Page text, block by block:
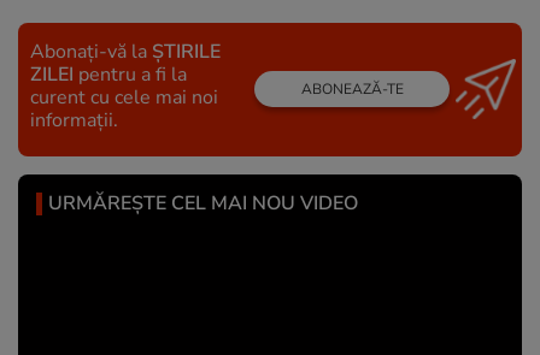
Abonați-vă la ȘTIRILE
ZILEI pentru a fi la
curent cu cele mai noi
informații.
ABONEAZĂ-TE
URMĂREȘTE CEL MAI NOU VIDEO